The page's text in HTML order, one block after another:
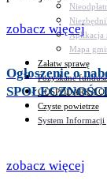
Aplikacja
Mapa
Załatw sprawę
Pozyskane
GOSPODARKA
Czyste powietrze
System Informacji
zobacz więcej
Ogłoszenie o
zobacz więcej